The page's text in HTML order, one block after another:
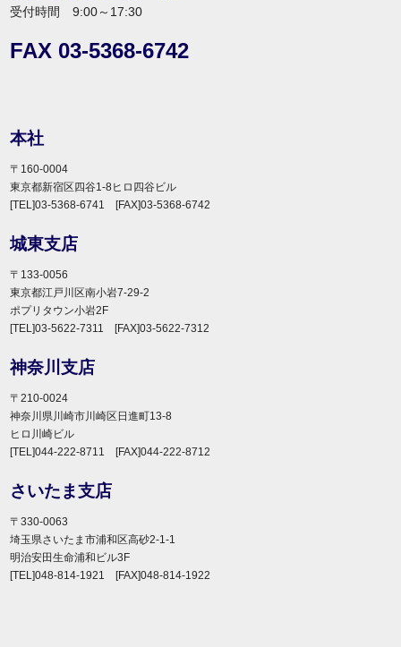
受付時間 9:00～17:30
FAX 03-5368-6742
本社
〒160-0004
東京都新宿区四谷1-8ヒロ四谷ビル
[TEL]03-5368-6741 [FAX]03-5368-6742
城東支店
〒133-0056
東京都江戸川区南小岩7-29-2
ポプリタウン小岩2F
[TEL]03-5622-7311 [FAX]03-5622-7312
神奈川支店
〒210-0024
神奈川県川崎市川崎区日進町13-8
ヒロ川崎ビル
[TEL]044-222-8711 [FAX]044-222-8712
さいたま支店
〒330-0063
埼玉県さいたま市浦和区高砂2-1-1
明治安田生命浦和ビル3F
[TEL]048-814-1921 [FAX]048-814-1922